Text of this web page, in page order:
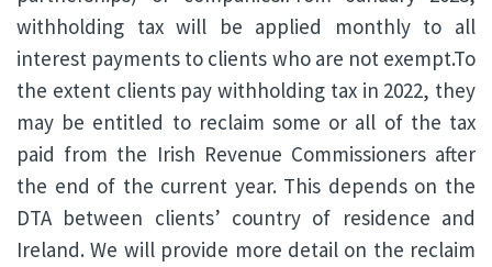
withholding tax will be applied monthly to all
interest payments to clients who are not exempt.To
the extent clients pay withholding tax in 2022, they
may be entitled to reclaim some or all of the tax
paid from the Irish Revenue Commissioners after
the end of the current year. This depends on the
DTA between clients’ country of residence and
Ireland. We will provide more detail on the reclaim